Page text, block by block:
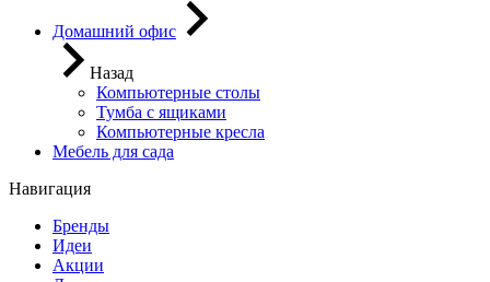
Домашний офис
Назад
Компьютерные столы
Тумба с ящиками
Компьютерные кресла
Мебель для сада
Навигация
Бренды
Идеи
Акции